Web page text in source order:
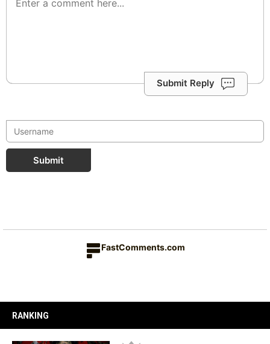
Submit Reply
Submit
FastComments.com
RANKING